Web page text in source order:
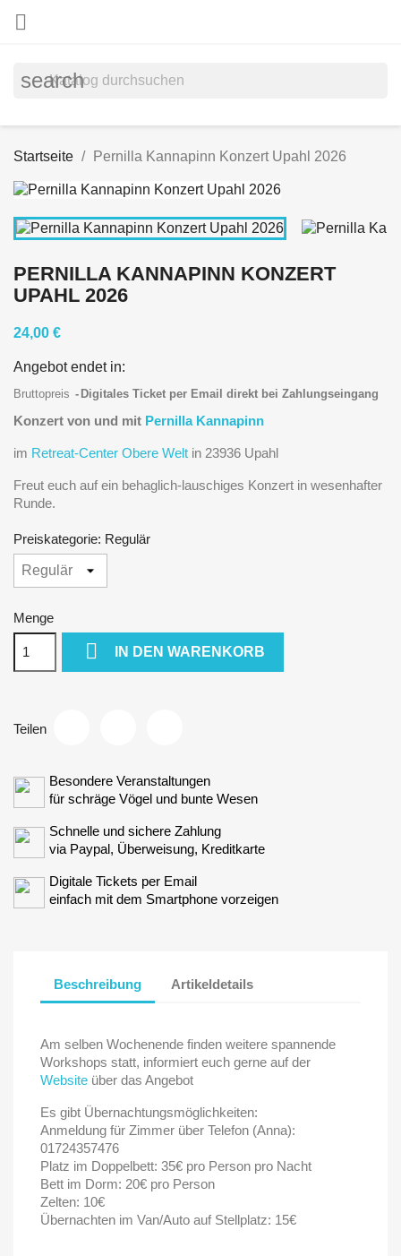

search
Startseite Pernilla Kannapinn Konzert Upahl 2026
PERNILLA KANNAPINN KONZERT
UPAHL 2026
24,00 €
Angebot endet in:
Bruttopreis Digitales Ticket per Email direkt bei Zahlungseingang
Konzert von und mit Pernilla Kannapinn
im Retreat-Center Obere Welt in 23936 Upahl
Freut euch auf ein behaglich-lauschiges Konzert in wesenhafter
Runde.
Preiskategorie: Regulär
Menge
 IN DEN WARENKORB
Teilen
Besondere Veranstaltungen
für schräge Vögel und bunte Wesen
Schnelle und sichere Zahlung
via Paypal, Überweisung, Kreditkarte
Digitale Tickets per Email
einfach mit dem Smartphone vorzeigen
Beschreibung Artikeldetails
Am selben Wochenende finden weitere spannende
Workshops statt, informiert euch gerne auf der
Website über das Angebot
Es gibt Übernachtungsmöglichkeiten:
Anmeldung für Zimmer über Telefon (Anna):
01724357476
Platz im Doppelbett: 35€ pro Person pro Nacht
Bett im Dorm: 20€ pro Person
Zelten: 10€
Übernachten im Van/Auto auf Stellplatz: 15€